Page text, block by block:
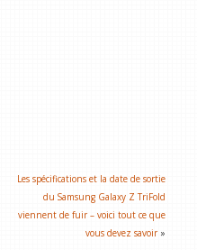
Les spécifications et la date de sortie
du Samsung Galaxy Z TriFold
viennent de fuir – voici tout ce que
vous devez savoir »